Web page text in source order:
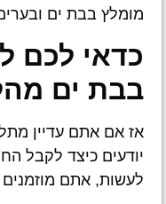
מומלץ בבת ים
כדאי לכם
בבת ים
אז אם אתם עדיין
יודעים כיצד לקבל
לעשות, אתם מוזמנים